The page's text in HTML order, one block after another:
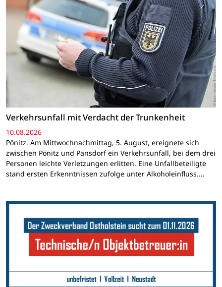
Verkehrsunfall mit Verdacht der Trunkenheit
10.08.2026
Pönitz. Am Mittwochnachmittag, 5. August, ereignete sich
zwischen Pönitz und Pansdorf ein Verkehrsunfall, bei dem drei
Personen leichte Verletzungen erlitten. Eine Unfallbeteiligte
stand ersten Erkenntnissen zufolge unter Alkoholeinfluss.…